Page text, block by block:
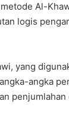
Al-
logis
yang
angka
penjumlahan